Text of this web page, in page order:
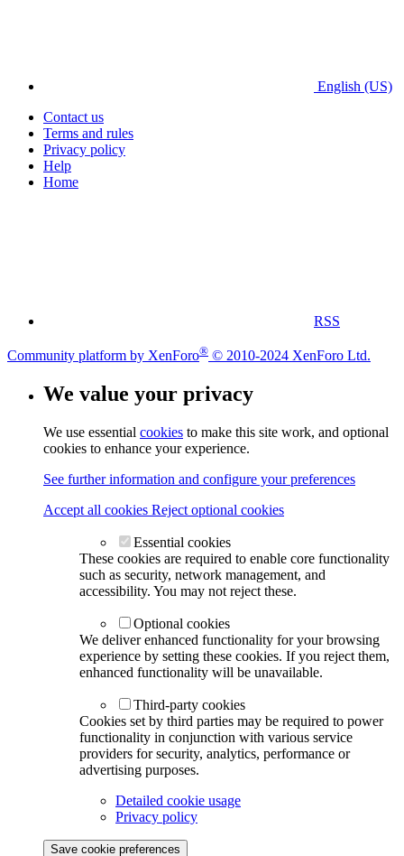
English (US)
Contact us
Terms and rules
Privacy policy
Help
Home
RSS
Community platform by XenForo® © 2010-2024 XenForo Ltd.
We value your privacy
We use essential cookies to make this site work, and optional
cookies to enhance your experience.
See further information and configure your preferences
Accept all cookies Reject optional cookies
Essential cookies
These cookies are required to enable core functionality
such as security, network management, and
accessibility. You may not reject these.
Optional cookies
We deliver enhanced functionality for your browsing
experience by setting these cookies. If you reject them,
enhanced functionality will be unavailable.
Third-party cookies
Cookies set by third parties may be required to power
functionality in conjunction with various service
providers for security, analytics, performance or
advertising purposes.
Detailed cookie usage
Privacy policy
Save cookie preferences